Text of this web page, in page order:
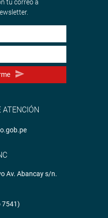
para imponer prisión
E IMAGEN
tu correo a
ATENCIÓN
Av. Abancay s/n.
7541)